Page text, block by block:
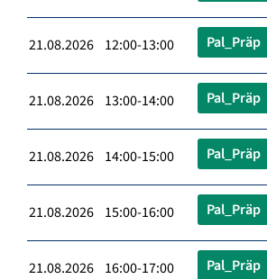
21.08.2026 12:00-13:00 Pal_Präp
21.08.2026 13:00-14:00 Pal_Präp
21.08.2026 14:00-15:00 Pal_Präp
21.08.2026 15:00-16:00 Pal_Präp
21.08.2026 16:00-17:00 Pal_Präp